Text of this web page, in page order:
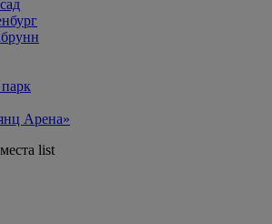
Арена»
list